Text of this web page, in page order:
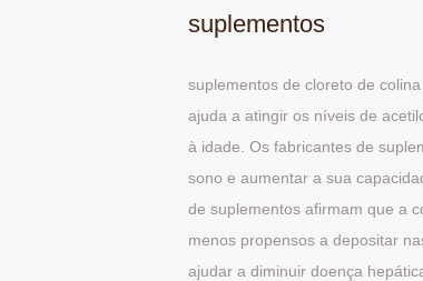
suplementos
suplementos de cloreto de
ajuda a atingir os níveis de
à idade. Os fabricantes de
sono e aumentar a sua
de suplementos afirmam que a
menos propensos a depositar
ajudar a diminuir doença